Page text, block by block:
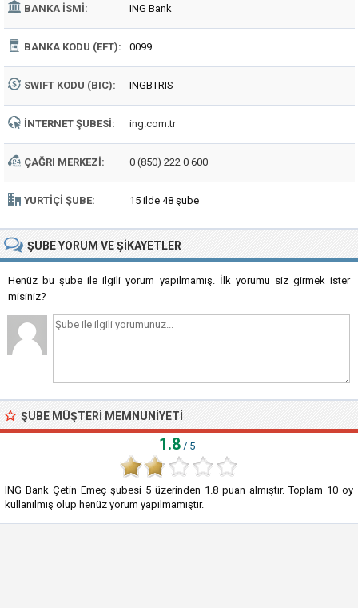
BANKA İSMI: ING Bank
BANKA KODU (EFT): 0099
SWIFT KODU (BIC): INGBTRIS
İNTERNET ŞUBESI: ing.com.tr
ÇAĞRI MERKEZI: 0 (850) 222 0 600
YURTIÇI ŞUBE: 15 ilde 48 şube
ŞUBEYORUM VE ŞIKAYETLER
Henüz bu şube ile ilgili yorum yapılmamış. İlk yorumu siz girmek ister
misiniz?
ŞUBE MÜŞTERI MEMNUNIYETI
1.8 / 5
ING Bank Çetin Emeç şubesi 5 üzerinden 1.8 puan almıştır. Toplam 10 oy
kullanılmış olup henüz yorum yapılmamıştır.